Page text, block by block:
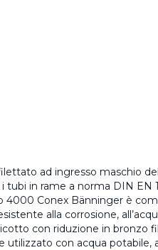
ad ingresso maschio
tubi in rame a norma DIN EN
4000 Conex Bänninger è
alla corrosione,
con riduzione in bronzo
con acqua potabile,